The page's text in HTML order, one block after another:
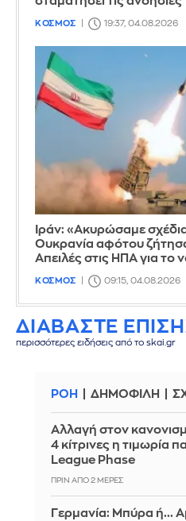
ΚΟΣΜΟΣ 19:37, 04.08.2026
Ιράν: «Ακυρώσαμε
Ουκρανία αφότου
Απειλές στις ΗΠΑ για το
ΚΟΣΜΟΣ 09:15, 04.08.2026
ΔΙΑΒΑΣΤΕ
περισσότερες ειδήσεις από το skai.gr
ΡΟΗ ΔΗΜΟΦΙΛΗ
Αλλαγή στον
4 κίτρινες η τιμωρία
League Phase
ΠΡΙΝ ΑΠΌ 2 ΜΈΡΕΣ
Γερμανία: Μπύρα ή...